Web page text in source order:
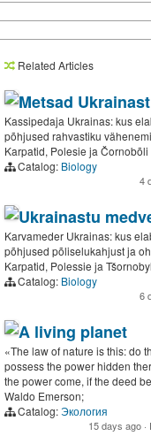
Related Articles
Metsad Ukrainast
Kassipedaja Ukrainas: kus
põhjused rahvastiku
Karpatid, Polesie ja Čornobõli
Catalog: Biology
4
Ukrainastu
Karvameder Ukrainas: kus
põhjused põliselukahjust ja
Karpatid, Polessie ja
Catalog: Biology
6
A living planet
«The law of nature is this: do
possess the power hidden
the power come, if the deed
Waldo Emerson;
Catalog:Экология
15 days ago ·